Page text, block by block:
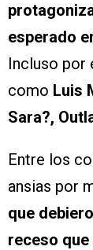
esperado
Incluso
como Luis
Sara?,
Entre los
ansias por
que
receso